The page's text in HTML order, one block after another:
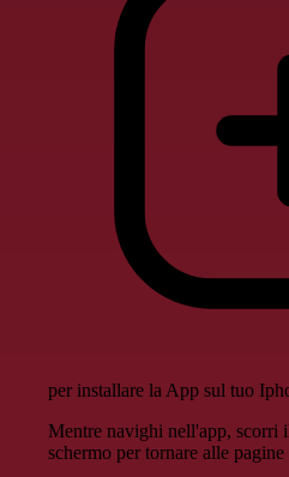
per installare la App sul tuo
Mentre navighi nell'app, scorri
schermo per tornare alle pagine